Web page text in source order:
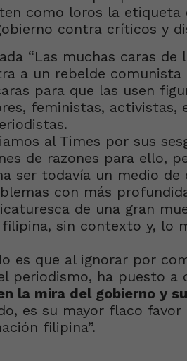
como loros la etiqueta
contra críticos y
“Las muchas caras de
a un rebelde
para que las usen
feministas, activistas,
al Times por sus
de razones para ello,
ser todavía un medio de
con más
de una gran
filipina, sin contexto y, lo
es que al ignorar por
periodismo, ha puesto a
la mira del gobierno y
es su mayor flaco
filipina”.